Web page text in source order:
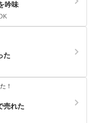
吟味
た
！
売れた